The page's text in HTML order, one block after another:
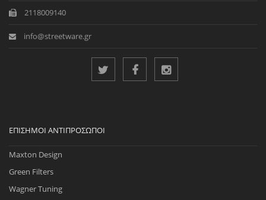
2118009140
info@streetware.gr
ΕΠΊΣΗΜΟΙ ΑΝΤΙΠΡΌΣΩΠΟΙ
Maxton Design
Green Filters
Wagner Tuning